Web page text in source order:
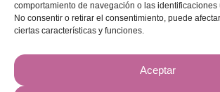
comportamiento de navegación o las identificaciones
No consentir o retirar el consentimiento, puede
ciertas características y funciones.
Aceptar
Aviso Legal
Política de Privacidad
Política de Cookies